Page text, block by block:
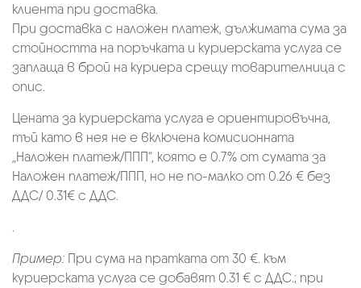
клиента при доставка.
При доставка с наложен платеж, дължимата сума за
стойността на поръчката и куриерската услуга се
заплаща в брой на куриера срещу товарителница с
опис.
Цената за куриерската услуга е ориентировъчна,
тъй като в нея не е включена комисионната
„Наложен платеж/ППП“, която е 0.7% от сумата за
Наложен платеж/ППП, но не по-малко от 0.26 € без
ДДС/ 0.31€ с ДДС.
.
Пример: При сума на пратката от 30 €. към
куриерската услуга се добавят 0.31 € с ДДС.; при